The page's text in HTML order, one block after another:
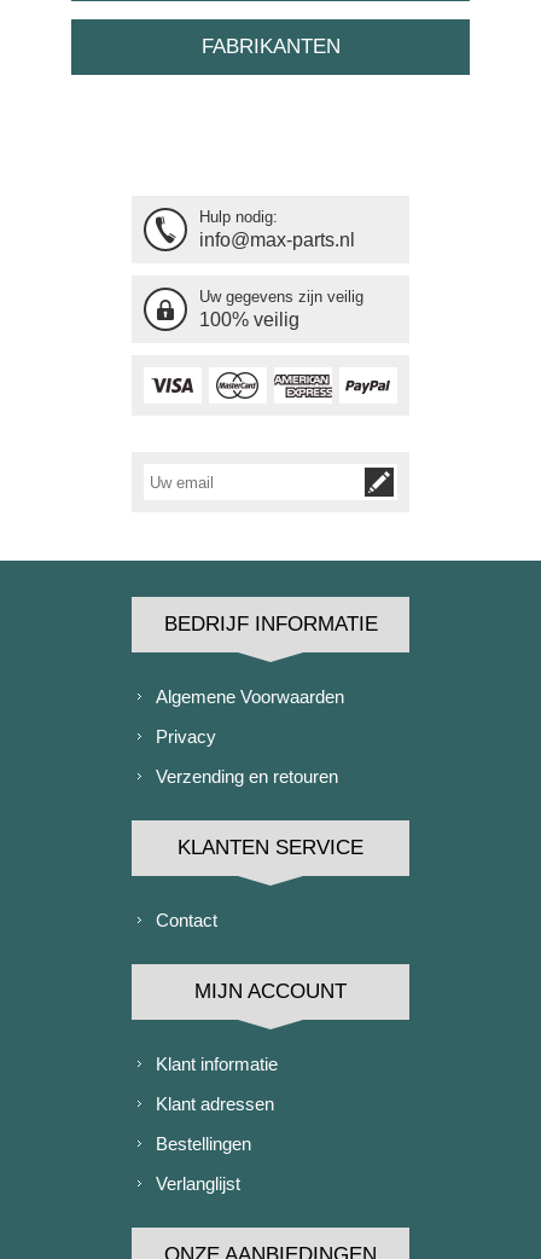
FABRIKANTEN
Hulp nodig:
info@max-parts.nl
Uw gegevens zijn veilig
100% veilig
BEDRIJF INFORMATIE
Algemene Voorwaarden
Privacy
Verzending en retouren
KLANTEN SERVICE
Contact
MIJN ACCOUNT
Klant informatie
Klant adressen
Bestellingen
Verlanglijst